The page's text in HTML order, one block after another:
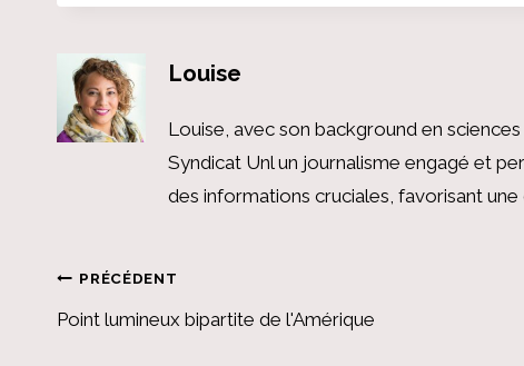
Louise
Louise, avec son background en
Syndicat Unl un journalisme engagé et
des informations cruciales, favorisant
Navigation
PRÉCÉDENT
Point lumineux bipartite de l'Amérique